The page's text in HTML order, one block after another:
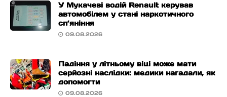
У Мукачеві водій Renault керував
автомобілем у стані наркотичного
сп’яніння
09.08.2026
Падіння у літньому віці може мати
серйозні наслідки: медики нагадали, як
допомогти
09.08.2026